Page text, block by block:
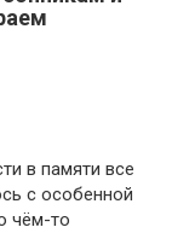
в памяти все
с особенной
чём-то